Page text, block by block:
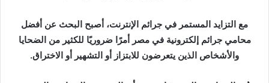
مع التزايد المستمر في جرائم الإنترنت، أصبح البحث عن أفضل
محامي جرائم إلكترونية في مصر أمرًا ضروريًا للكثير من الضحايا
والأشخاص الذين يتعرضون للابتزاز أو التشهير أو الاختراق.